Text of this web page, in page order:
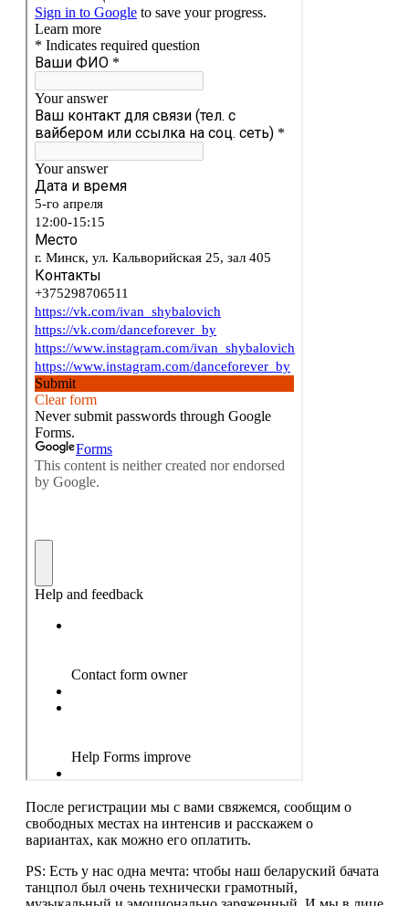
После регистрации мы с вами свяжемся, сообщим о
свободных местах на интенсив и расскажем о
вариантах, как можно его оплатить.
PS: Есть у нас одна мечта: чтобы наш беларуский бачата
танцпол был очень технически грамотный,